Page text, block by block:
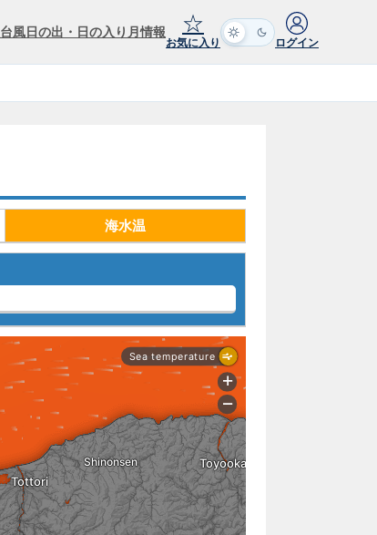
台風日の出・日の入り 月情報 ☆
お気に入り ログイン
海水温